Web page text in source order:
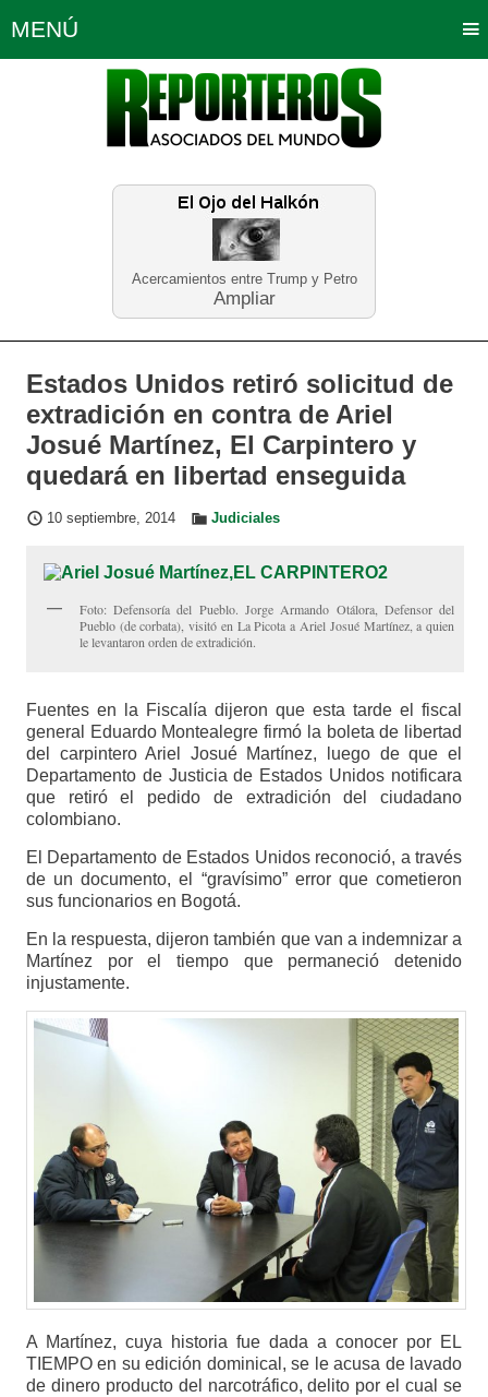
Acercamientos entre Trump y Petro
Ampliar
MENÚ
Política Opinión Bogotá
Planeta Tierra Deportes
Educación Neira
Estados Unidos retiró solicitud de
extradición en contra de Ariel
Josué Martínez, El Carpintero y
quedará en libertad enseguida
10 septiembre, 2014 Judiciales
Foto: Defensoría del Pueblo. Jorge Armando Otálora, Defensor del
Pueblo (de corbata), visitó en La Picota a Ariel Josué Martínez, a quien
le levantaron orden de extradición.
Fuentes en la Fiscalía dijeron que esta tarde el fiscal
general Eduardo Montealegre firmó la boleta de libertad
del carpintero Ariel Josué Martínez, luego de que el
Departamento de Justicia de Estados Unidos notificara
que retiró el pedido de extradición del ciudadano
colombiano.
El Departamento de Estados Unidos reconoció, a través
de un documento, el “gravísimo” error que cometieron
sus funcionarios en Bogotá.
En la respuesta, dijeron también que van a indemnizar a
Martínez por el tiempo que permaneció detenido
injustamente.
A Martínez, cuya historia fue dada a conocer por EL
TIEMPO en su edición dominical, se le acusa de lavado
de dinero producto del narcotráfico, delito por el cual se